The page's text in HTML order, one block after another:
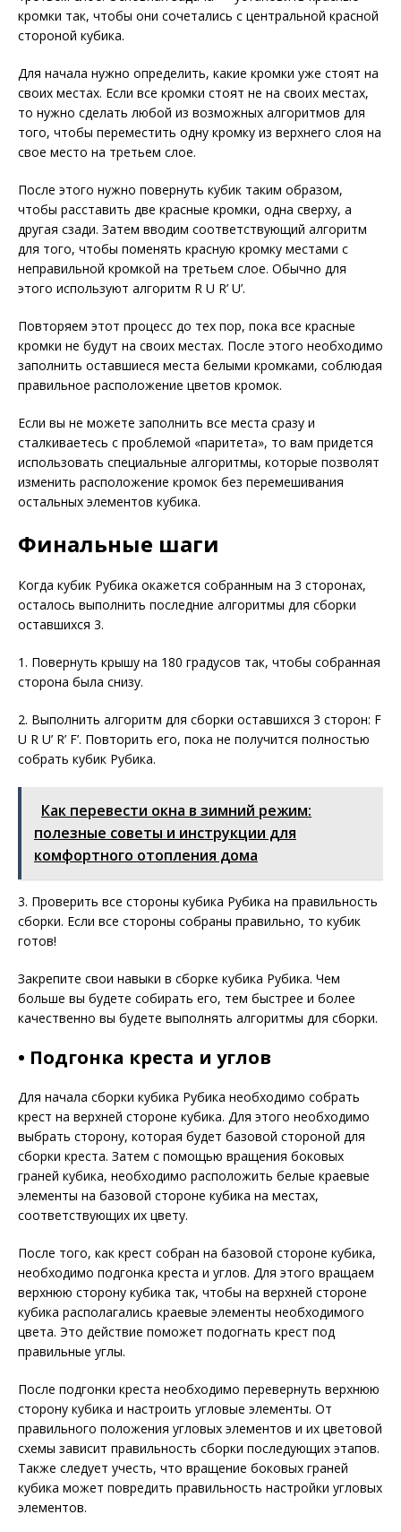
кромки так, чтобы они сочетались с центральной красной
стороной кубика.
Для начала нужно определить, какие кромки уже стоят на
своих местах. Если все кромки стоят не на своих местах,
то нужно сделать любой из возможных алгоритмов для
того, чтобы переместить одну кромку из верхнего слоя на
свое место на третьем слое.
После этого нужно повернуть кубик таким образом,
чтобы расставить две красные кромки, одна сверху, а
другая сзади. Затем вводим соответствующий алгоритм
для того, чтобы поменять красную кромку местами с
неправильной кромкой на третьем слое. Обычно для
этого используют алгоритм R U R’ U’.
Повторяем этот процесс до тех пор, пока все красные
кромки не будут на своих местах. После этого необходимо
заполнить оставшиеся места белыми кромками, соблюдая
правильное расположение цветов кромок.
Если вы не можете заполнить все места сразу и
сталкиваетесь с проблемой «паритета», то вам придется
использовать специальные алгоритмы, которые позволят
изменить расположение кромок без перемешивания
остальных элементов кубика.
Финальные шаги
Когда кубик Рубика окажется собранным на 3 сторонах,
осталось выполнить последние алгоритмы для сборки
оставшихся 3.
1. Повернуть крышу на 180 градусов так, чтобы собранная
сторона была снизу.
2. Выполнить алгоритм для сборки оставшихся 3 сторон: F
U R U’ R’ F’. Повторить его, пока не получится полностью
собрать кубик Рубика.
Как перевести окна в зимний режим:
полезные советы и инструкции для
комфортного отопления дома
3. Проверить все стороны кубика Рубика на правильность
сборки. Если все стороны собраны правильно, то кубик
готов!
Закрепите свои навыки в сборке кубика Рубика. Чем
больше вы будете собирать его, тем быстрее и более
качественно вы будете выполнять алгоритмы для сборки.
• Подгонка креста и углов
Для начала сборки кубика Рубика необходимо собрать
крест на верхней стороне кубика. Для этого необходимо
выбрать сторону, которая будет базовой стороной для
сборки креста. Затем с помощью вращения боковых
граней кубика, необходимо расположить белые краевые
элементы на базовой стороне кубика на местах,
соответствующих их цвету.
После того, как крест собран на базовой стороне кубика,
необходимо подгонка креста и углов. Для этого вращаем
верхнюю сторону кубика так, чтобы на верхней стороне
кубика располагались краевые элементы необходимого
цвета. Это действие поможет подогнать крест под
правильные углы.
После подгонки креста необходимо перевернуть верхнюю
сторону кубика и настроить угловые элементы. От
правильного положения угловых элементов и их цветовой
схемы зависит правильность сборки последующих этапов.
Также следует учесть, что вращение боковых граней
кубика может повредить правильность настройки угловых
элементов.